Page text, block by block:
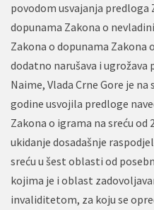
povodom usvajanja predloga
dopunama Zakona o
Zakona o dopunama Zakona
dodatno narušava i
Naime, Vlada Crne Gore je
godine usvojila predloge
Zakona o igrama na sreću od
ukidanje dosadašnje
sreću u šest oblasti od
kojima je i oblast
invaliditetom, za koju se